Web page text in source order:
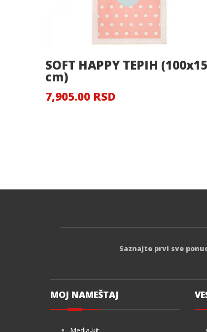
SOFT HAPPY TEPIH
cm)
7,905.00 RSD
Saznajte prvi sve
MOJ NAMEŠTAJ